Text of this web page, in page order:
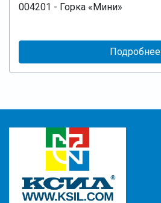
004201 - Горка «Мини»
Подробнее